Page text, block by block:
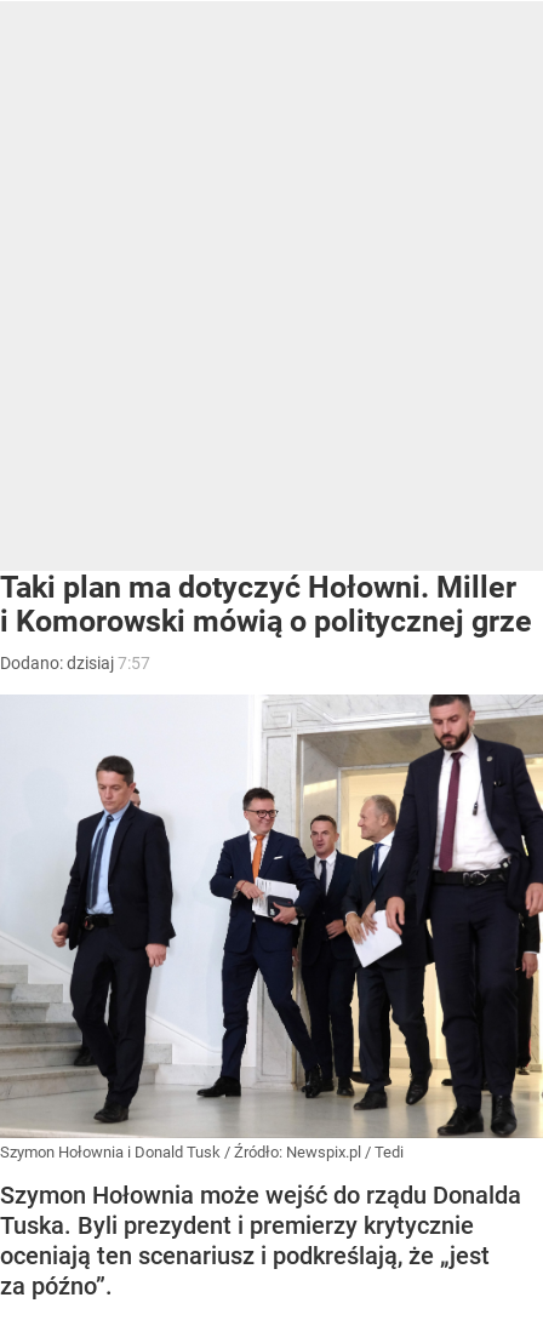
Taki plan ma dotyczyć Hołowni. Miller
i Komorowski mówią o politycznej grze
Dodano:dzisiaj7:57
Szymon Hołownia i Donald Tusk / Źródło: Newspix.pl / Tedi
Szymon Hołownia może wejść do rządu Donalda
Tuska. Byli prezydent i premierzy krytycznie
oceniają ten scenariusz i podkreślają, że „jest
za późno”.